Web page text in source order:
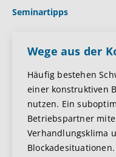
Seminartipps
Wege aus der
Häufig bestehen
einer konstruktiven
nutzen. Ein
Betriebspartner
Verhandlungsklima